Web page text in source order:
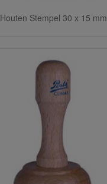
Houten Stempel 30 x 15 mm